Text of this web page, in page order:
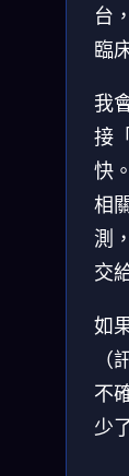
台
臨
我
接
快
相
測
交
如
不
少